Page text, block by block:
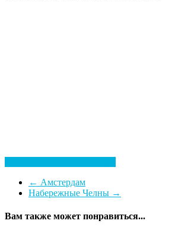
← Амстердам
Набережные Челны →
Вам также может понравиться...